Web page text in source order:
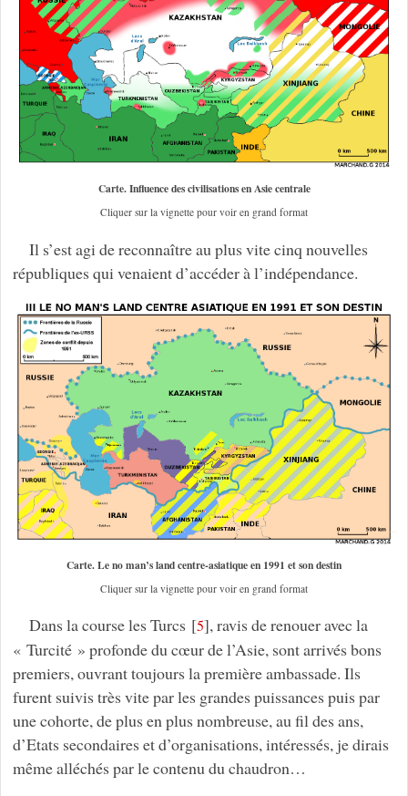
Carte. Influence des civilisations en Asie centrale
Cliquer sur la vignette pour voir en grand format
Il s’est agi de reconnaître au plus vite cinq nouvelles
républiques qui venaient d’accéder à l’indépendance.
Carte. Le no man’s land centre-asiatique en 1991 et son destin
Cliquer sur la vignette pour voir en grand format
Dans la course les Turcs [5], ravis de renouer avec la
« Turcité » profonde du cœur de l’Asie, sont arrivés bons
premiers, ouvrant toujours la première ambassade. Ils
furent suivis très vite par les grandes puissances puis par
une cohorte, de plus en plus nombreuse, au fil des ans,
d’Etats secondaires et d’organisations, intéressés, je dirais
même alléchés par le contenu du chaudron…